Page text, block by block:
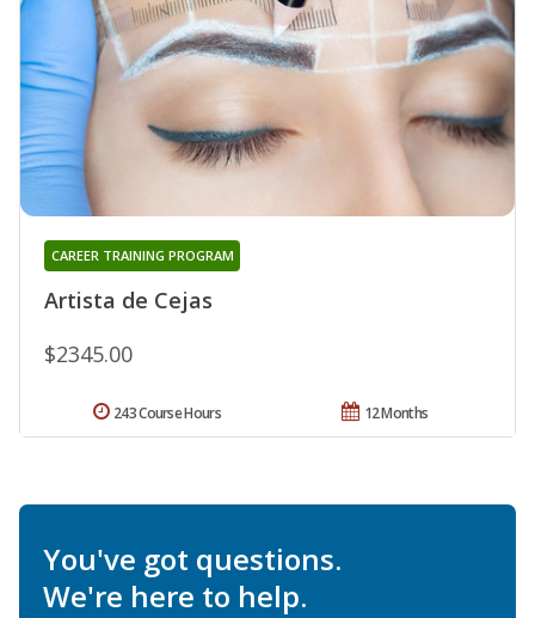
Artista de Cejas
CAREER TRAINING PROGRAM
$2345.00
12 Months
243 Course Hours
You've got questions.
We're here to help.